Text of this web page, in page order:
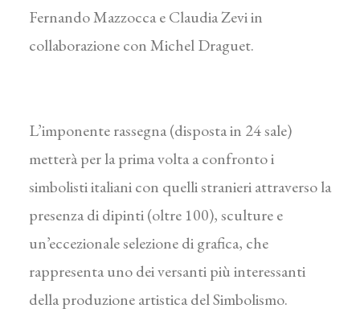
Fernando Mazzocca e Claudia Zevi in
collaborazione con Michel Draguet.
L’imponente rassegna (disposta in 24 sale)
metterà per la prima volta a confronto i
simbolisti italiani con quelli stranieri attraverso la
presenza di dipinti (oltre 100), sculture e
un’eccezionale selezione di grafica, che
rappresenta uno dei versanti più interessanti
della produzione artistica del Simbolismo.